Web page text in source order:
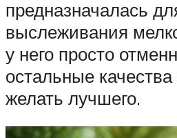
предназначалась
выслеживания
у него просто
остальные
желать лучшего.